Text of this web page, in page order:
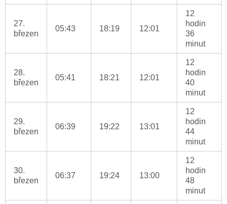
27.
březen
05:43 18:19 12:01
12
hodin
36
minut
28.
březen
05:41 18:21 12:01
12
hodin
40
minut
29.
březen
06:39 19:22 13:01
12
hodin
44
minut
30.
březen
06:37 19:24 13:00
12
hodin
48
minut